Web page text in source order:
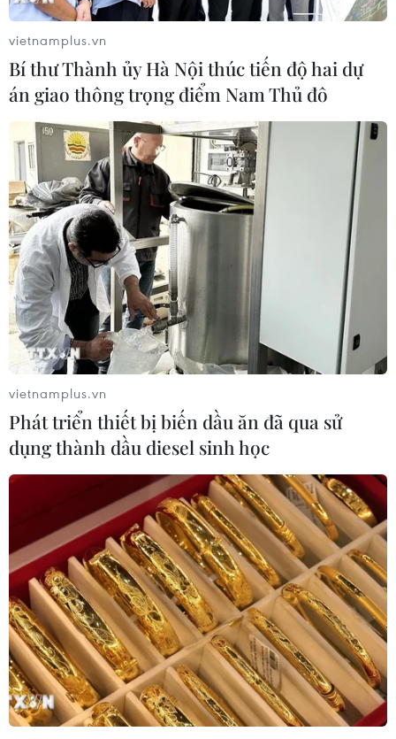
TIN CÙNG CHUYÊN MỤC
World Cup 2022: Kylian Mbappe -
Thu mình cho mục tiêu lớn nhất
Chuyên gia 'giải mã' thành công của
bóng đá châu Á ở World Cup 2022
26/11/2022 08:01
World Cup 2022: Hàn Quốc khai thác
điểm yếu trong hàng thủ của Ghana
26/11/2022 02:37
Các đội tuyển châu Phi cần làm gì để
tiến xa hơn tại World Cup?
vietnamplus.vn
Bí thư Thành ủy Hà Nội thúc tiến độ hai dự
án giao thông trọng điểm Nam Thủ đô
vietnamplus.vn
Phát triển thiết bị biến dầu ăn đã qua sử
dụng thành dầu diesel sinh học